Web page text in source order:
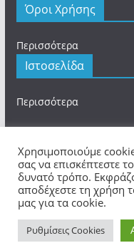
Όροι Χρήσης
Περισσότερα
Ιστοσελίδα
Περισσότερα
Πνευματικά
πνευματικά
Θέμα:
Χρησιμοποιούμε
σας να επισκέπτεστε
δυνατό τρόπο.
αποδέχεστε τη χρήση
μας για τα cookie.
Ρυθμίσεις Cookies